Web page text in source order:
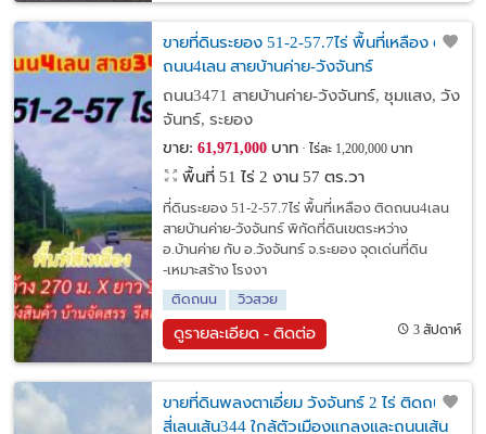
ขายที่ดินระยอง 51-2-57.7ไร่ พื้นที่เหลือง ติด
ถนน4เลน สายบ้านค่าย-วังจันทร์
ถนน3471 สายบ้านค่าย-วังจันทร์, ชุมแสง, วัง
จันทร์, ระยอง
ขาย: 61,971,000บาท ไร่ละ 1,200,000 บาท
พื้นที่ 51 ไร่ 2 งาน 57 ตร.วา
ที่ดินระยอง 51-2-57.7ไร่ พื้นที่เหลือง ติดถนน4เลน
สายบ้านค่าย-วังจันทร์ พิกัดที่ดินเขตระหว่าง
อ.บ้านค่าย กับ อ.วังจันทร์ จ.ระยอง จุดเด่นที่ดิน
-เหมาะสร้าง โรงงา
ติดถนน
วิวสวย
ดูรายละเอียด - ติดต่อ 3 สัปดาห์
ขายที่ดินพลงตาเอี่ยม วังจันทร์ 2 ไร่ ติดถนน
สี่เลนเส้น344 ใกล้ตัวเมืองแกลงและถนนเส้น